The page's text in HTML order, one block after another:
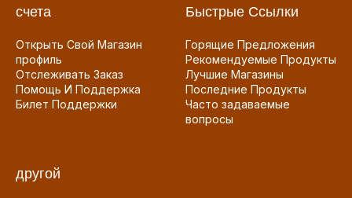
счета
Открыть Свой Магазин
профиль
Отслеживать Заказ
Помощь И Поддержка
Билет Поддержки
Быстрые Ссылки
Горящие Предложения
Рекомендуемые Продукты
Лучшие Магазины
Последние Продукты
Часто задаваемые
вопросы
другой